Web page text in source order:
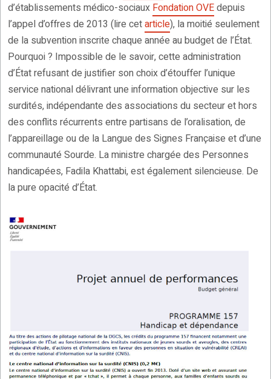
d’établissements médico-sociaux Fondation OVEdepuis
l’appel d’offres de 2013 (lire cetarticle), la moitié seulement
de la subvention inscrite chaque année au budget de l’État.
Pourquoi ? Impossible de le savoir, cette administration
d’État refusant de justifier son choix d’étouffer l’unique
service national délivrant une information objective sur les
surdités, indépendante des associations du secteur et hors
des conflits récurrents entre partisans de l’oralisation, de
l’appareillage ou de la Langue des Signes Française et d’une
communauté Sourde. La ministre chargée des Personnes
handicapées, Fadila Khattabi, est également silencieuse. De
la pure opacité d’État.